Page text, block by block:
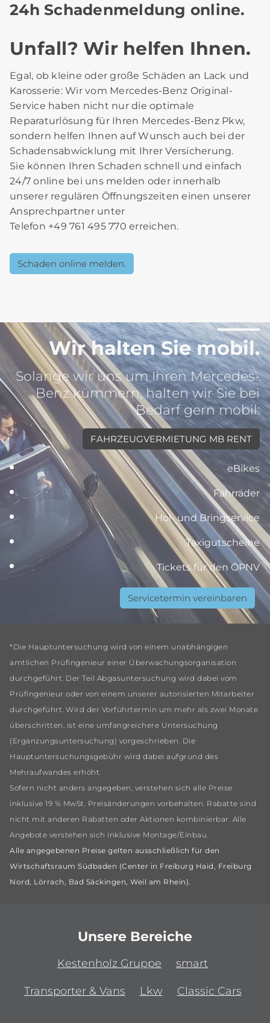
24h Schadenmeldung online.
Unfall? Wir helfen Ihnen.
Egal, ob kleine oder große Schäden an Lack und
Karosserie: Wir vom Mercedes-Benz Original-
Service haben nicht nur die optimale
Reparaturlösung für Ihren Mercedes-Benz Pkw,
sondern helfen Ihnen auf Wunsch auch bei der
Schadensabwicklung mit Ihrer Versicherung.
Sie können Ihren Schaden schnell und einfach
24/7 online bei uns melden oder innerhalb
unserer regulären Öffnungszeiten einen unserer
Ansprechpartner unter
Telefon +49 761 495 770 erreichen.
Schaden online melden.
Wir halten Sie mobil.
Solange wir uns um Ihren Mercedes-
Benz kümmern, halten wir Sie bei
Bedarf gern mobil:
FAHRZEUGVERMIETUNG MB RENT
eBikes
Fahrräder
Hol- und Bringservice
Taxigutscheine
Tickets für den ÖPNV
Servicetermin vereinbaren
*Die Hauptuntersuchung wird von einem unabhängigen
amtlichen Prüfingenieur einer Überwachungsorganisation
durchgeführt. Der Teil Abgasuntersuchung wird dabei vom
Prüfingenieur oder von einem unserer autorisierten Mitarbeiter
durchgeführt. Wird der Vorführtermin um mehr als zwei Monate
überschritten, ist eine umfangreichere Untersuchung
(Ergänzungsuntersuchung) vorgeschrieben. Die
Hauptuntersuchungsgebühr wird dabei aufgrund des
Mehraufwandes erhöht.
Sofern nicht anders angegeben, verstehen sich alle Preise
inklusive 19 % MwSt. Preisänderungen vorbehalten. Rabatte sind
nicht mit anderen Rabatten oder Aktionen kombinierbar. Alle
Angebote verstehen sich inklusive Montage/Einbau.
Alle angegebenen Preise gelten ausschließlich für den
Wirtschaftsraum Südbaden (Center in Freiburg Haid, Freiburg
Nord, Lörrach, Bad Säckingen, Weil am Rhein).
Unsere Bereiche
Kestenholz Gruppe smart
Transporter & Vans Lkw Classic Cars